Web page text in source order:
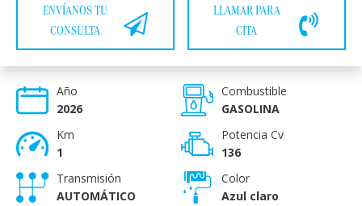
ENVÍANOS TU
CONSULTA
LLAMAR PARA
CITA
Año
2026
Km
1
Combustible
GASOLINA
Potencia Cv
136
Transmisión
AUTOMÁTICO
Color
Azul claro